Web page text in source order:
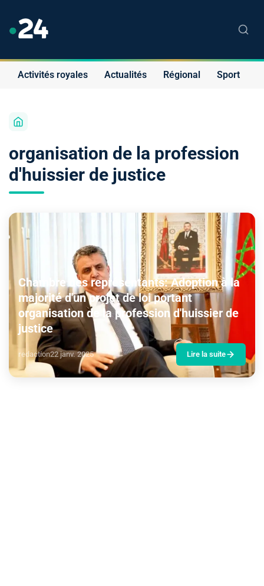
Activités royales Actualités Régional Sport
organisation de la profession
d'huissier de justice
Chambre des représentants: Adoption à la
majorité d'un projet de loi portant
organisation de la profession d'huissier de
justice
redaction22 janv. 2025 Lire la suite